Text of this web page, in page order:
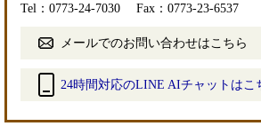
Tel：0773-24-7030
Fax：0773-23-6537
メールでのお問い合わせはこちら
24時間対応のLINE AIチャットはこ